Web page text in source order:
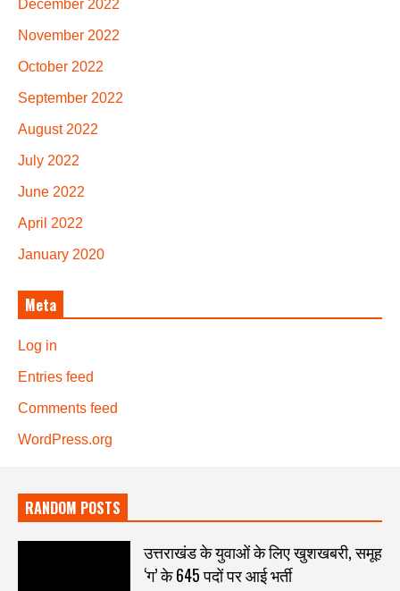
December 2022
November 2022
October 2022
September 2022
August 2022
July 2022
June 2022
April 2022
January 2020
Meta
Log in
Entries feed
Comments feed
WordPress.org
RANDOM POSTS
उत्तराखंड के युवाओं के लिए खुशखबरी, समूह
‘ग’ के 645 पदों पर आई भर्ती